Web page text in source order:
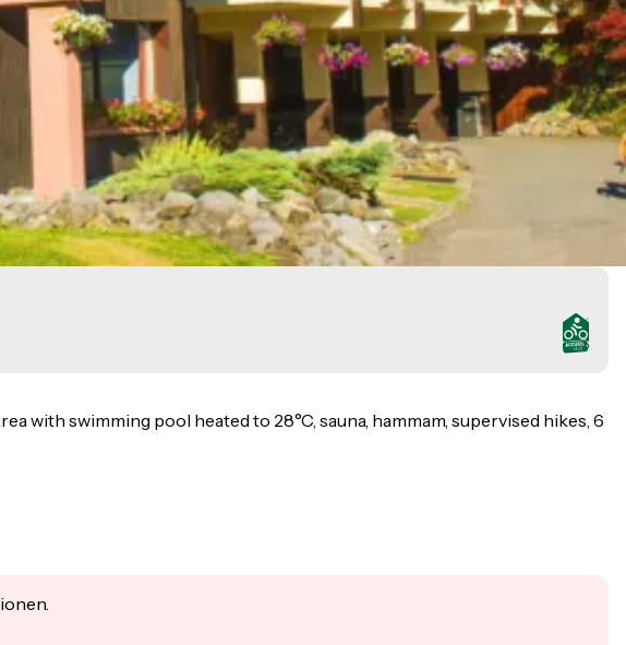
with swimming pool heated to 28°C, sauna, hammam, supervised hikes, 6